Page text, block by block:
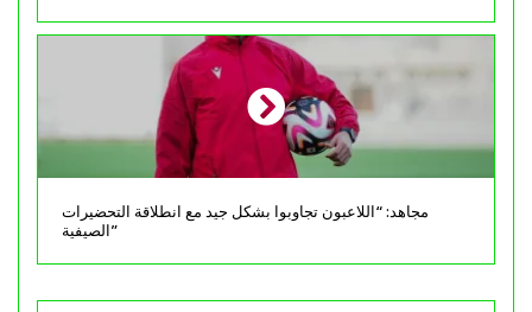
مجاهد: “اللاعبون تجاوبوا بشكل جيد مع انطلاقة التحضيرات
الصيفية”